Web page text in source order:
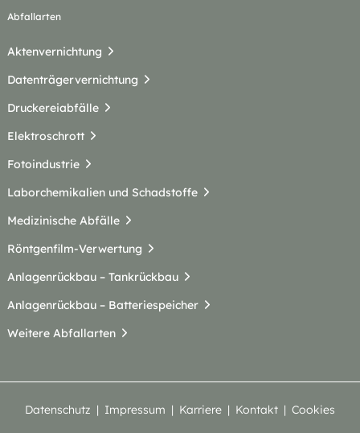
Abfallarten
Aktenvernichtung
Datenträgervernichtung
Druckereiabfälle
Elektroschrott
Fotoindustrie
Laborchemikalien und Schadstoffe
Medizinische Abfälle
Röntgenfilm-Verwertung
Anlagenrückbau – Tankrückbau
Anlagenrückbau – Batteriespeicher
Weitere Abfallarten
Datenschutz Impressum Karriere Kontakt Cookies